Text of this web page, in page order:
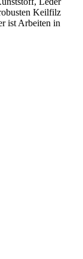
Keilfilz
ist Arbeiten in